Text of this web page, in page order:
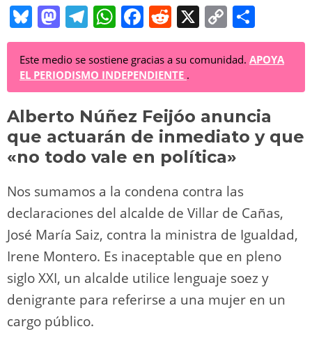
Bl
u
e
sk
y
M
a
st
o
d
o
n
T
el
e
gr
a
m
W
h
at
s
A
p
p
F
a
c
e
b
o
o
k
R
e
d
di
t
X C
o
p
Li
n
k
o
m
ar
tir
Este medio se sostiene gracias a su comunidad. APOYA
EL PERIODISMO INDEPENDIENTE .
Alberto Núñez Feijóo anuncia
que actuarán de inmediato y que
«no todo vale en política»
Nos sumamos a la condena contra las
declaraciones del alcalde de Villar de Cañas,
José María Saiz, contra la ministra de Igualdad,
Irene Montero. Es inaceptable que en pleno
siglo XXI, un alcalde utilice lenguaje soez y
denigrante para referirse a una mujer en un
cargo público.